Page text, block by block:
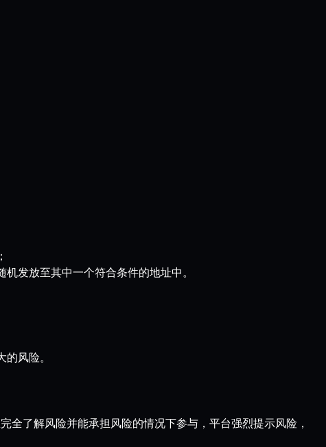
发放至其中一个符合条件的地址中。
风险。
了解风险并能承担风险的情况下参与，平台强烈提示风险，